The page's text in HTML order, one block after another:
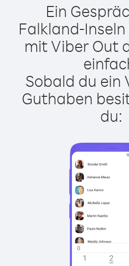
Ein
Falkland-
mit Viber Out
Sobald du ein
Guthaben
du: